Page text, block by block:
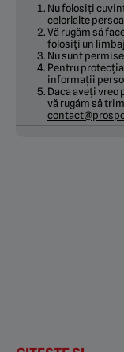
Nu folosiți
celorlalte
Vă rugăm să
folosiți un
Nu sunt
Pentru
informații
Daca aveți vreo
vă rugăm să